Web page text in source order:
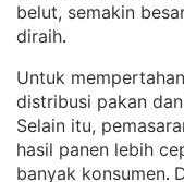
belut, semakin
diraih.
Untuk
distribusi pakan
Selain itu,
hasil panen lebih
banyak konsumen.